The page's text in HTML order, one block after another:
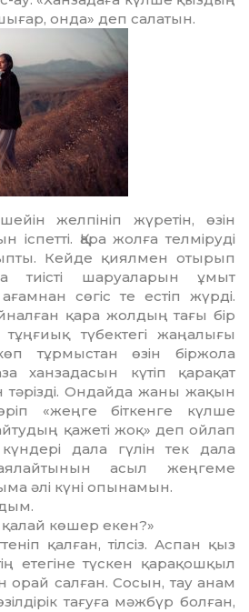
онда» деп салатын.
желпініп жүретін, өзін
Қара жолға телміруді
Кейде қиялмен отырып
тиісті шаруаларын ұмыт
сөгіс те естіп жүрді.
қара жолдың тағы бір
түбектегі жаңалығы
тұрмыстан өзін біржола
ханзадасын күтіп қарақат
Ондайда жаны жақын
«жеңге біткенге күлше
қажеті жоқ» деп ойлап
дала гүлін тек дала
асыл жеңгеме
әлі күні опынамын.
көшер екен?»
қалған, тілсіз. Аспан қыз
етегіне түскен қарақошқыл
салған. Сосын, тау анам
тағуға мәжбүр болған,